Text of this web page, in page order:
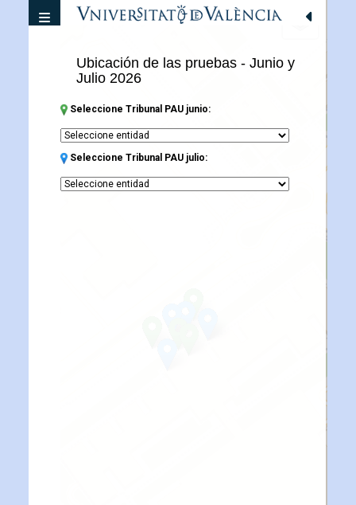
Desplegar navegacion
Ubicación de las pruebas - Junio y
Julio 2026
Seleccione Tribunal PAU junio:
Seleccione Tribunal PAU julio: